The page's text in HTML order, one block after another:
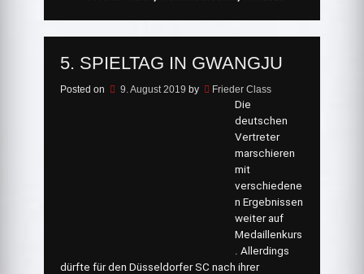
5. SPIELTAG IN GWANGJU
Posted on 9. August 2019 by Frieder Class
Die
deutschen
Vertreter
marschieren
mit
verschiedene
n Ergebnissen
weiter auf
Medaillenkurs
. Allerdings
dürfte für den Düsseldorfer SC nach ihrer